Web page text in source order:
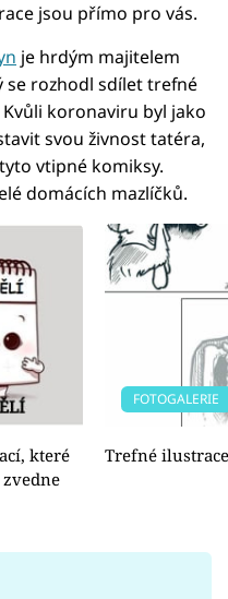
jsou přímo pro vás.
je hrdým majitelem
se rozhodl sdílet trefné
koronaviru byl jako
svou živnost tatéra,
vtipné komiksy.
domácích mazlíčků.
které
FOTOGALERIE
Trefné